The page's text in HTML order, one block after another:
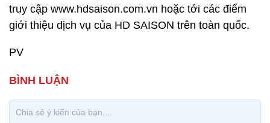
truy cập www.hdsaison.com.vn hoặc tới các điểm
giới thiệu dịch vụ của HD SAISON trên toàn quốc.
PV ​